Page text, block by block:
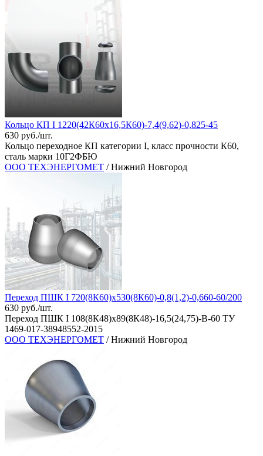
Кольцо КП I 1220(42К60х16,5К60)-7,4(9,62)-0,825-45
630 руб./шт.
Кольцо переходное КП категории I, класс прочности К60,
сталь марки 10Г2ФБЮ
ООО ТЕХЭНЕРГОМЕТ / Нижний Новгород
Переход ПШК I 720(8К60)х530(8К60)-0,8(1,2)-0,660-60/200
630 руб./шт.
Переход ПШК I 108(8К48)х89(8К48)-16,5(24,75)-В-60 ТУ
1469-017-38948552-2015
ООО ТЕХЭНЕРГОМЕТ / Нижний Новгород